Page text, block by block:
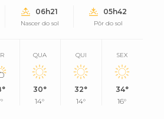
06h21
Nascer do sol
05h42
Pôr do sol
QUA
30°
14°
QUI
32°
14°
SEX
34°
16°